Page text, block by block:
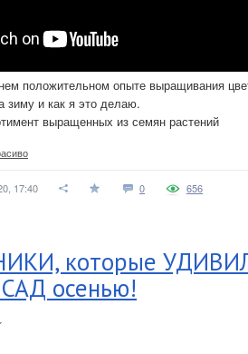
положительном опыте выращивания
зиму и как я это делаю.
выращенных из семян растений
17:40 0 656
которые
осенью!